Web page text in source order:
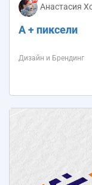
Анастасия
A + пиксели
Дизайн и Брендинг